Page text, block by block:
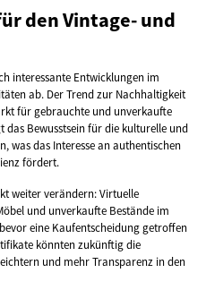
den Vintage- und
interessante Entwicklungen im
ab. Der Trend zur Nachhaltigkeit
für gebrauchte und unverkaufte
das Bewusstsein für die kulturelle und
was das Interesse an authentischen
fördert.
weiter verändern: Virtuelle
und unverkaufte Bestände im
eine Kaufentscheidung getroffen
könnten zukünftig die
und mehr Transparenz in den